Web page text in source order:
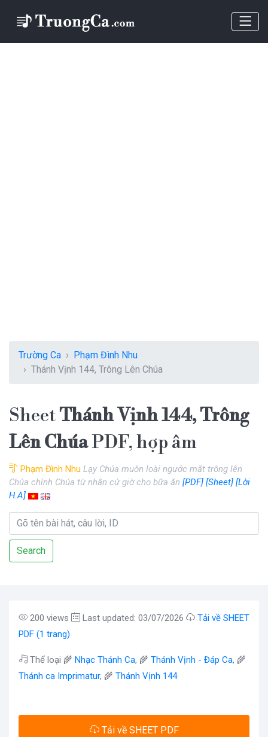
Trường Ca
Phạm Đình Nhu
Thánh Vịnh 144, Trông Lên Chúa
SheetThánh Vịnh 144, Trông
Lên ChúaPDF, hợp âm
Phạm Đình Nhu Lạy Chúa muôn loài ngước mắt trông lên
Chúa chính Chúa từ nhân cứ giờ cho bữa ăn [PDF] [Sheet] [Lời
H.A]
Search
200 views Last updated: 03/07/2026
Tải về SHEET
PDF (1 trang)
Thể loại 🌾 Nhạc Thánh Ca, 🌾 Thánh Vịnh - Đáp Ca, 🌾
Thánh ca Imprimatur, 🌾 Thánh Vịnh 144
Tải về SHEET PDF